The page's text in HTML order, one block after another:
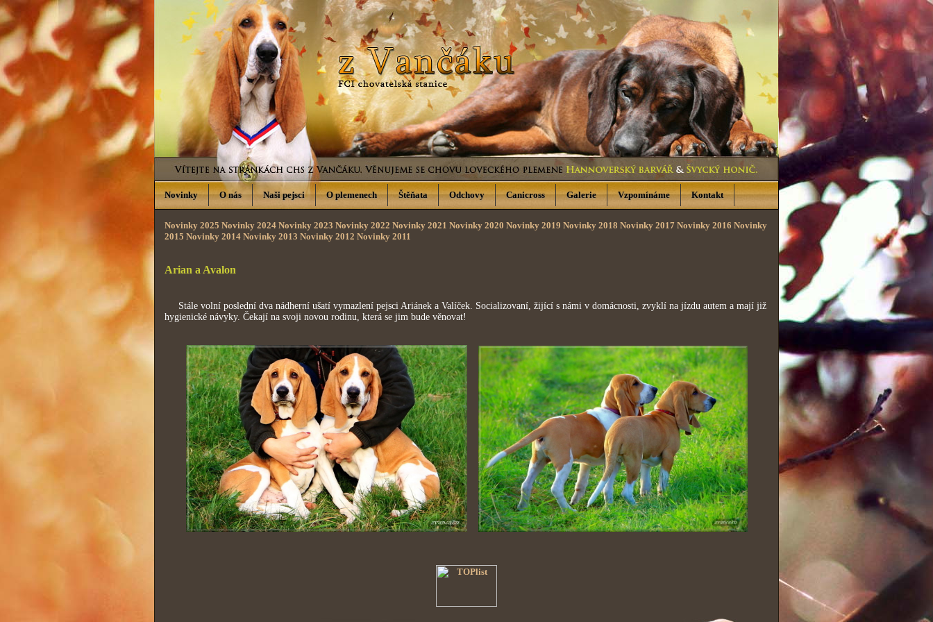
Novinky 2025 Novinky 2024 Novinky 2023 Novinky 2022 Novinky 2021 Novinky 2020 Novinky 2019 Novinky 2018 Novinky 2017 Novinky 2016 Novinky
2015 Novinky 2014 Novinky 2013 Novinky 2012 Novinky 2011
Arian a Avalon
Stále volní poslední dva nádherní ušatí vymazlení pejsci Ariánek a Valíček. Socializovaní, žijící s námi v domácnosti, zvyklí na jízdu autem a mají již
hygienické návyky. Čekají na svoji novou rodinu, která se jim bude věnovat!
Novinky O nás Naši pejsci O plemenech Štěňata Odchovy Canicross Galerie Vzpomínáme Kontakt